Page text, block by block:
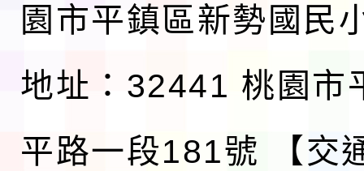
園市平鎮區新勢國民
地址：32441 桃園市
平路一段181號
【交